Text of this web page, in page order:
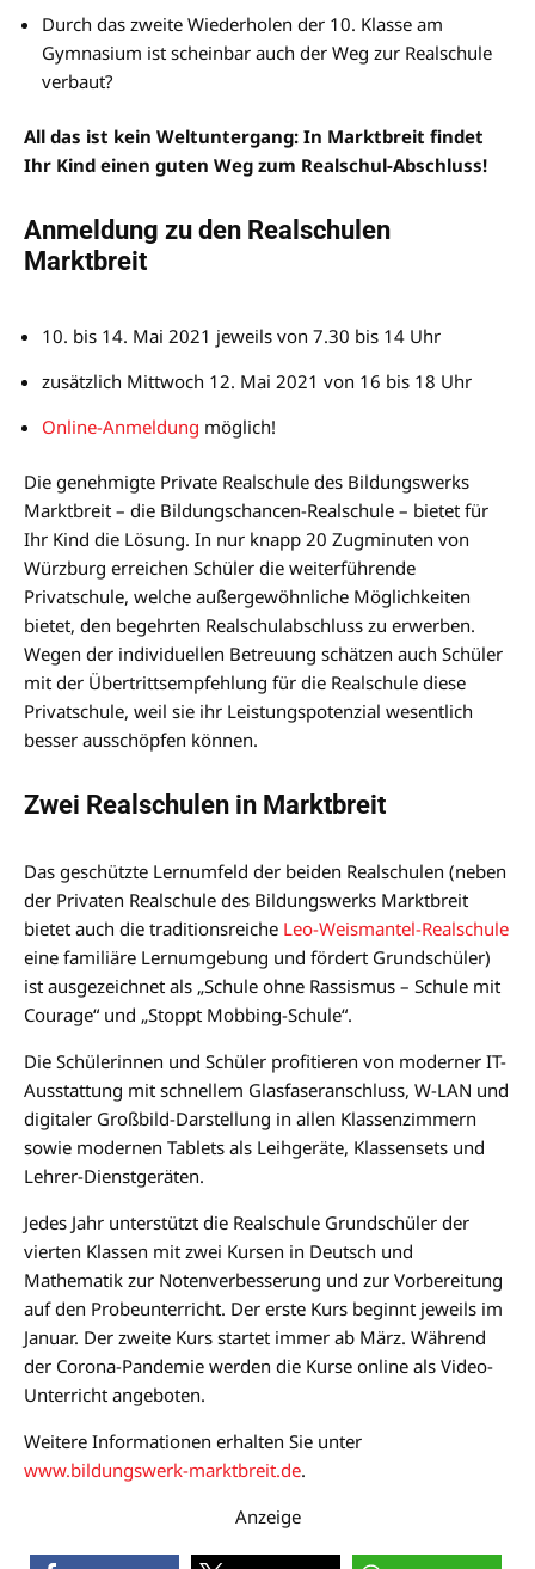
Durch das zweite Wiederholen der 10. Klasse am
Gymnasium ist scheinbar auch der Weg zur Realschule
verbaut?
All das ist kein Weltuntergang: In Marktbreit findet
Ihr Kind einen guten Weg zum Realschul-Abschluss!
Anmeldung zu den Realschulen
Marktbreit
10. bis 14. Mai 2021 jeweils von 7.30 bis 14 Uhr
zusätzlich Mittwoch 12. Mai 2021 von 16 bis 18 Uhr
Online-Anmeldung möglich!
Die genehmigte Private Realschule des Bildungswerks
Marktbreit – die Bildungschancen-Realschule – bietet für
Ihr Kind die Lösung. In nur knapp 20 Zugminuten von
Würzburg erreichen Schüler die weiterführende
Privatschule, welche außergewöhnliche Möglichkeiten
bietet, den begehrten Realschulabschluss zu erwerben.
Wegen der individuellen Betreuung schätzen auch Schüler
mit der Übertrittsempfehlung für die Realschule diese
Privatschule, weil sie ihr Leistungspotenzial wesentlich
besser ausschöpfen können.
Zwei Realschulen in Marktbreit
Das geschützte Lernumfeld der beiden Realschulen (neben
der Privaten Realschule des Bildungswerks Marktbreit
bietet auch die traditionsreiche Leo-Weismantel-Realschule
eine familiäre Lernumgebung und fördert Grundschüler)
ist ausgezeichnet als „Schule ohne Rassismus – Schule mit
Courage“ und „Stoppt Mobbing-Schule“.
Die Schülerinnen und Schüler profitieren von moderner IT-
Ausstattung mit schnellem Glasfaseranschluss, W-LAN und
digitaler Großbild-Darstellung in allen Klassenzimmern
sowie modernen Tablets als Leihgeräte, Klassensets und
Lehrer-Dienstgeräten.
Jedes Jahr unterstützt die Realschule Grundschüler der
vierten Klassen mit zwei Kursen in Deutsch und
Mathematik zur Notenverbesserung und zur Vorbereitung
auf den Probeunterricht. Der erste Kurs beginnt jeweils im
Januar. Der zweite Kurs startet immer ab März. Während
der Corona-Pandemie werden die Kurse online als Video-
Unterricht angeboten.
Weitere Informationen erhalten Sie unter
www.bildungswerk-marktbreit.de.
Anzeige